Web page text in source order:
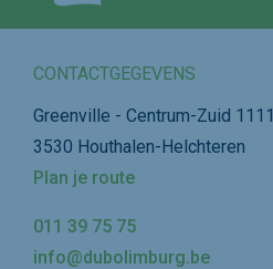
CONTACTGEGEVENS
Greenville - Centrum-Zuid 1111
3530 Houthalen-Helchteren
Plan je route
011 39 75 75
info@dubolimburg.be